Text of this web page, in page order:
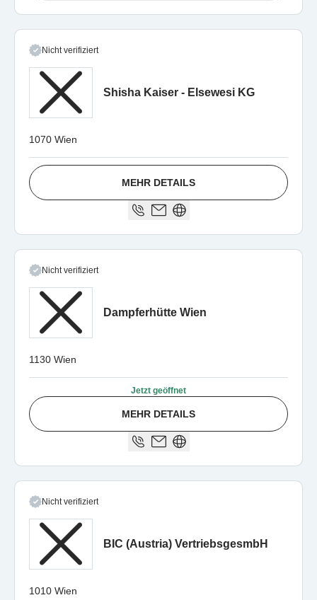
Nicht verifiziert
Shisha Kaiser - Elsewesi KG
1070 Wien
MEHR DETAILS
Nicht verifiziert
Dampferhütte Wien
1130 Wien
Jetzt geöffnet
MEHR DETAILS
Nicht verifiziert
BIC (Austria) VertriebsgesmbH
1010 Wien